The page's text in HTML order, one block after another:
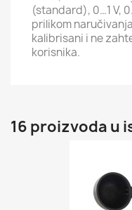
(standard), 0…1 V,
prilikom
kalibrisani i ne
korisnika.
16 proizvoda u